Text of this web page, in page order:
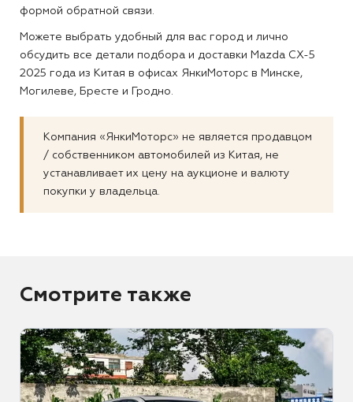
формой обратной связи.
Можете выбрать удобный для вас город и лично
обсудить все детали подбора и доставки Mazda CX-5
2025 года из Китая в офисах ЯнкиМоторс в Минске,
Могилеве, Бресте и Гродно.
Компания «ЯнкиМоторс» не является продавцом
/ собственником автомобилей из Китая, не
устанавливает их цену на аукционе и валюту
покупки у владельца.
Смотрите также